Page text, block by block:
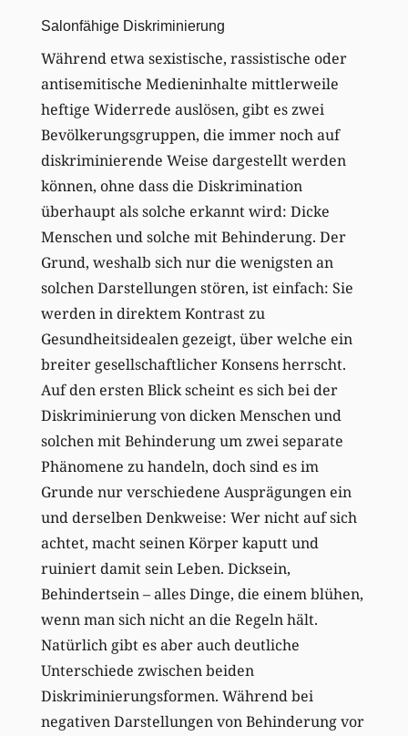
Salonfähige Diskriminierung
Während etwa sexistische, rassistische oder
antisemitische Medieninhalte mittlerweile
heftige Widerrede auslösen, gibt es zwei
Bevölkerungsgruppen, die immer noch auf
diskriminierende Weise dargestellt werden
können, ohne dass die Diskrimination
überhaupt als solche erkannt wird: Dicke
Menschen und solche mit Behinderung. Der
Grund, weshalb sich nur die wenigsten an
solchen Darstellungen stören, ist einfach: Sie
werden in direktem Kontrast zu
Gesundheitsidealen gezeigt, über welche ein
breiter gesellschaftlicher Konsens herrscht.
Auf den ersten Blick scheint es sich bei der
Diskriminierung von dicken Menschen und
solchen mit Behinderung um zwei separate
Phänomene zu handeln, doch sind es im
Grunde nur verschiedene Ausprägungen ein
und derselben Denkweise: Wer nicht auf sich
achtet, macht seinen Körper kaputt und
ruiniert damit sein Leben. Dicksein,
Behindertsein – alles Dinge, die einem blühen,
wenn man sich nicht an die Regeln hält.
Natürlich gibt es aber auch deutliche
Unterschiede zwischen beiden
Diskriminierungsformen. Während bei
negativen Darstellungen von Behinderung vor